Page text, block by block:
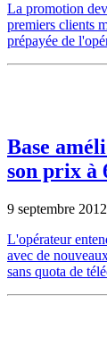
La promotion
premiers clients
prépayée de
Base
son prix à
9 septembre 2012
L'opérateur
avec de
sans quota de